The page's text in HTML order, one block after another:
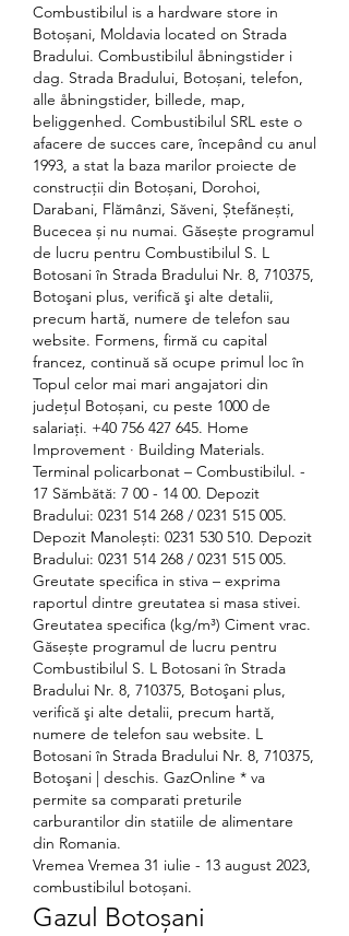
Combustibilul is a hardware store in
Botoșani, Moldavia located on Strada
Bradului. Combustibilul åbningstider i
dag. Strada Bradului, Botoșani, telefon,
alle åbningstider, billede, map,
beliggenhed. Combustibilul SRL este o
afacere de succes care, începând cu anul
1993, a stat la baza marilor proiecte de
construcții din Botoșani, Dorohoi,
Darabani, Flămânzi, Săveni, Ștefănești,
Bucecea și nu numai. Găsește programul
de lucru pentru Combustibilul S. L
Botosani în Strada Bradului Nr. 8, 710375,
Botoşani plus, verifică şi alte detalii,
precum hartă, numere de telefon sau
website. Formens, firmă cu capital
francez, continuă să ocupe primul loc în
Topul celor mai mari angajatori din
județul Botoșani, cu peste 1000 de
salariați. +40 756 427 645. Home
Improvement · Building Materials.
Terminal policarbonat – Combustibilul. -
17 Sămbătă: 7 00 - 14 00. Depozit
Bradului: 0231 514 268 / 0231 515 005.
Depozit Manolești: 0231 530 510. Depozit
Bradului: 0231 514 268 / 0231 515 005.
Greutate specifica in stiva – exprima
raportul dintre greutatea si masa stivei.
Greutatea specifica (kg/m³) Ciment vrac.
Găsește programul de lucru pentru
Combustibilul S. L Botosani în Strada
Bradului Nr. 8, 710375, Botoşani plus,
verifică şi alte detalii, precum hartă,
numere de telefon sau website. L
Botosani în Strada Bradului Nr. 8, 710375,
Botoşani | deschis. GazOnline * va
permite sa comparati preturile
carburantilor din statiile de alimentare
din Romania.
Vremea Vremea 31 iulie - 13 august 2023,
combustibilul botoșani.
Gazul Botoșani